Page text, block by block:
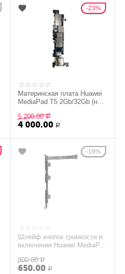
23%
Материнская плата Huawei
MediaPad T5 2Gb/32Gb (на
оригинал)
5 200.00 Р
4 000.00 Р
19%
Шлейф кнопок громкости и
включения Huawei MediaPad
800.00 Р
650.00 Р